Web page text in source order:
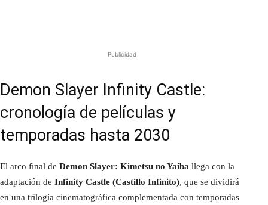
Publicidad
Demon Slayer Infinity Castle:
cronología de películas y
temporadas hasta 2030
El arco final de Demon Slayer: Kimetsu no Yaiba llega con la
adaptación de Infinity Castle (Castillo Infinito), que se dividirá
en una trilogía cinematográfica complementada con temporadas